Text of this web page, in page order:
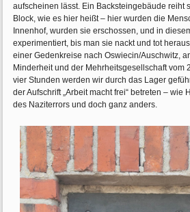
aufscheinen lässt. Ein Backsteingebäude reiht
Block, wie es hier heißt – hier wurden die
Innenhof, wurden sie erschossen, und in
experimentiert, bis man sie nackt und tot
einer Gedenkreise nach Oswiecin/Auschwitz,
Minderheit und der Mehrheitsgesellschaft vom
vier Stunden werden wir durch das Lager
der Aufschrift „Arbeit macht frei“ betreten – wie
des Naziterrors und doch ganz anders.